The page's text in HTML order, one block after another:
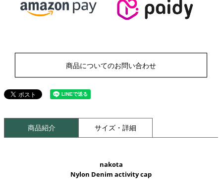
商品についてのお問い合わせ
商品紹介 サイズ・詳細
nakota
Nylon Denim activity cap